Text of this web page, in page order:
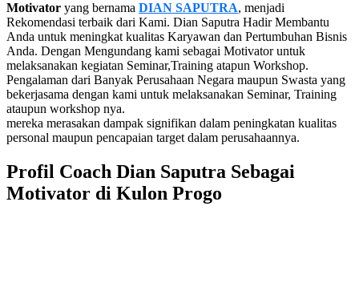
Motivator yang bernama DIAN SAPUTRA, menjadi
Rekomendasi terbaik dari Kami. Dian Saputra Hadir Membantu
Anda untuk meningkat kualitas Karyawan dan Pertumbuhan Bisnis
Anda. Dengan Mengundang kami sebagai Motivator untuk
melaksanakan kegiatan Seminar,Training atapun Workshop.
Pengalaman dari Banyak Perusahaan Negara maupun Swasta yang
bekerjasama dengan kami untuk melaksanakan Seminar, Training
ataupun workshop nya.
mereka merasakan dampak signifikan dalam peningkatan kualitas
personal maupun pencapaian target dalam perusahaannya.
Profil Coach Dian Saputra Sebagai
Motivator di Kulon Progo